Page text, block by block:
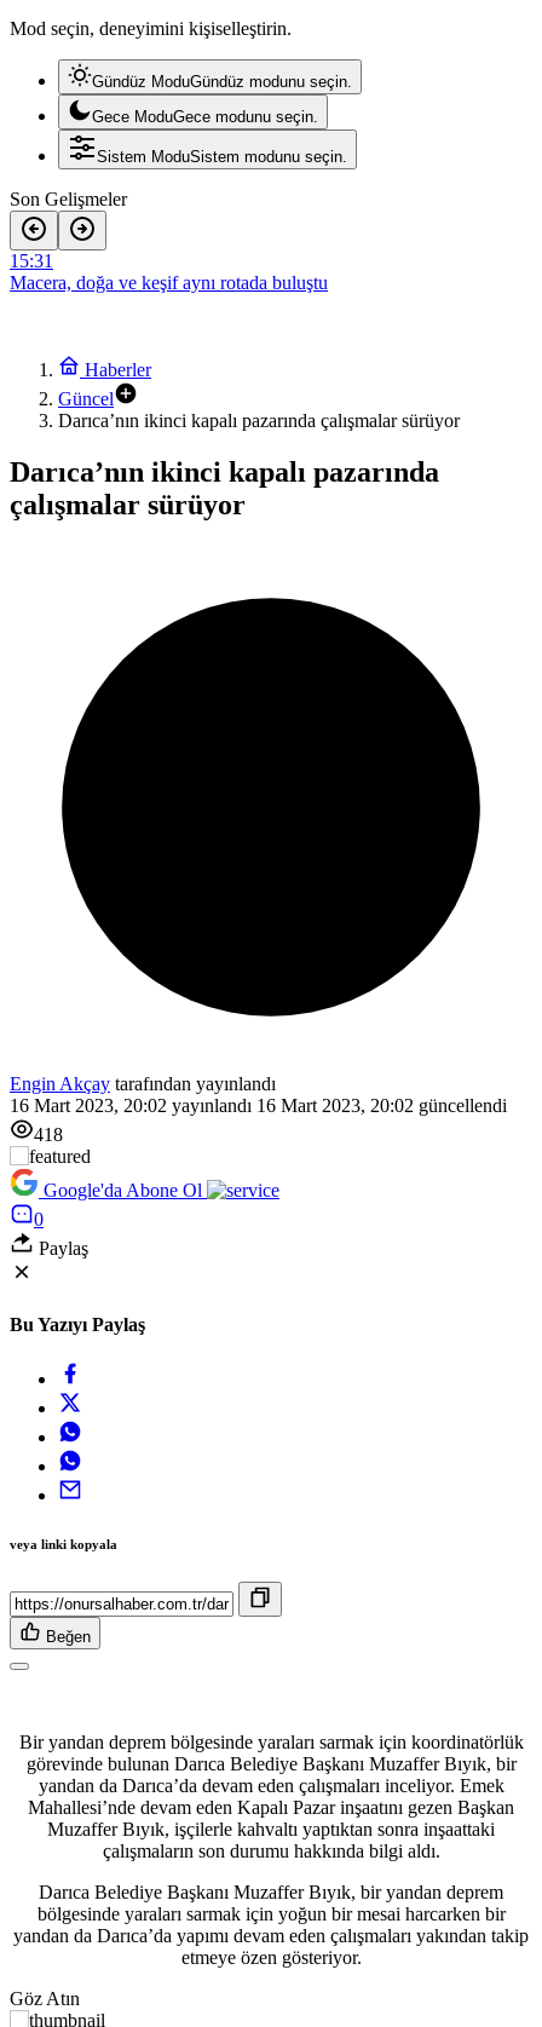
Mod seçin, deneyimini kişiselleştirin.
Gündüz ModuGündüz modunu seçin.
Gece ModuGece modunu seçin.
Sistem ModuSistem modunu seçin.
Son Gelişmeler
15:28
Köşklüçeşme’de Açık Hava Sinema Keyfi
Ekin Uzunlar, Kocaeli’yi Karadeniz ezgileriyle coşturdu
12:30
Kentin gururu Kocaelispor meydana iniyor
Macera, doğa ve keşif aynı rotada buluştu
Haberler
Güncel
Darıca’nın ikinci kapalı pazarında çalışmalar sürüyor
Darıca’nın ikinci kapalı pazarında
çalışmalar sürüyor
Engin Akçay tarafından yayınlandı
16 Mart 2023, 20:02 yayınlandı 16 Mart 2023, 20:02 güncellendi
418
Google'da Abone Ol
0
Paylaş
Bu Yazıyı Paylaş
veya linki kopyala
Beğen
Bir yandan deprem bölgesinde yaraları sarmak için koordinatörlük
görevinde bulunan Darıca Belediye Başkanı Muzaffer Bıyık, bir
yandan da Darıca’da devam eden çalışmaları inceliyor. Emek
Mahallesi’nde devam eden Kapalı Pazar inşaatını gezen Başkan
Muzaffer Bıyık, işçilerle kahvaltı yaptıktan sonra inşaattaki
çalışmaların son durumu hakkında bilgi aldı.
Darıca Belediye Başkanı Muzaffer Bıyık, bir yandan deprem
bölgesinde yaraları sarmak için yoğun bir mesai harcarken bir
yandan da Darıca’da yapımı devam eden çalışmaları yakından takip
etmeye özen gösteriyor.
Göz Atın